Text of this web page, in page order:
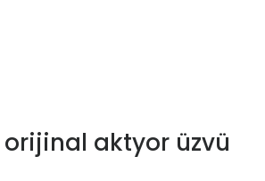
orijinal aktyor üzvü